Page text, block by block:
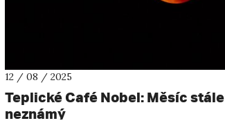
12 / 08 / 2025
Teplické Café Nobel: Měsíc stále
neznámý